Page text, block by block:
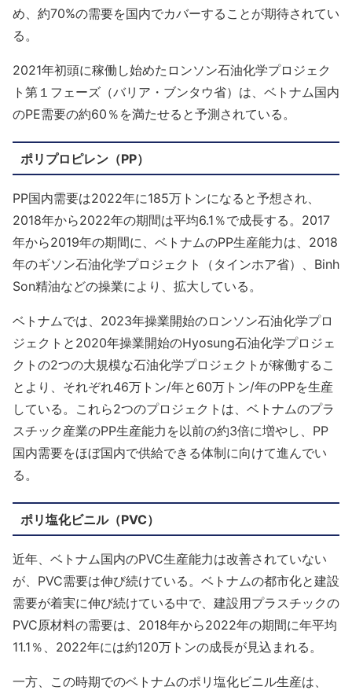
め、約70%の需要を国内でカバーすることが期待されてい
る。
2021年初頭に稼働し始めたロンソン石油化学プロジェク
ト第１フェーズ（バリア・ブンタウ省）は、ベトナム国内
のPE需要の約60％を満たせると予測されている。
ポリプロピレン（PP）
PP国内需要は2022年に185万トンになると予想され、
2018年から2022年の期間は平均6.1％で成長する。2017
年から2019年の期間に、ベトナムのPP生産能力は、2018
年のギソン石油化学プロジェクト（タインホア省）、Binh
Son精油などの操業により、拡大している。
ベトナムでは、2023年操業開始のロンソン石油化学プロ
ジェクトと2020年操業開始のHyosung石油化学プロジェ
クトの2つの大規模な石油化学プロジェクトが稼働するこ
とより、それぞれ46万トン/年と60万トン/年のPPを生産
している。これら2つのプロジェクトは、ベトナムのプラ
スチック産業のPP生産能力を以前の約3倍に増やし、PP
国内需要をほぼ国内で供給できる体制に向けて進んでい
る。
ポリ塩化ビニル（PVC）
近年、ベトナム国内のPVC生産能力は改善されていない
が、PVC需要は伸び続けている。ベトナムの都市化と建設
需要が着実に伸び続けている中で、建設用プラスチックの
PVC原材料の需要は、2018年から2022年の期間に年平均
11.1％、2022年には約120万トンの成長が見込まれる。
一方、この時期でのベトナムのポリ塩化ビニル生産は、